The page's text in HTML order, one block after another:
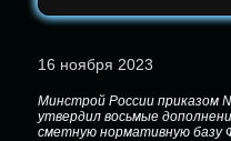
16 ноября 2023
Минстрой России приказом
утвердил восьмые
сметную нормативную базу